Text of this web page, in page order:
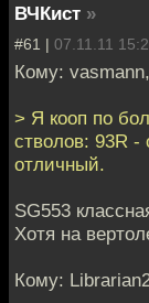
ВЧКист »
#61 | 07.11.11
Кому: vasmann,
> Я кооп по
стволов: 93R -
отличный.
SG553
Хотя на
Кому: